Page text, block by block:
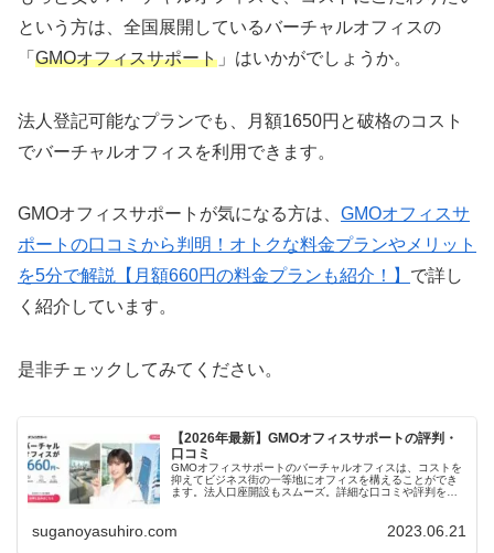
という方は、全国展開しているバーチャルオフィスの
「 GMOオフィスサポート 」はいかがでしょうか。
法人登記可能なプランでも、月額1650円と破格のコスト
でバーチャルオフィスを利用できます。
GMOオフィスサポートが気になる方は、 GMOオフィスサ
ポートの口コミから判明！オトクな料金プランやメリット
を5分で解説【月額660円の料金プランも紹介！】 で詳し
く紹介しています。
是非チェックしてみてください。
【2026年最新】GMOオフィスサポートの評判・
口コミ
GMOオフィスサポートのバーチャルオフィスは、コストを
抑えてビジネス街の一等地にオフィスを構えることができ
ます。法人口座開設もスムーズ。詳細な口コミや評判をチ
suganoyasuhiro.com 2023.06.21